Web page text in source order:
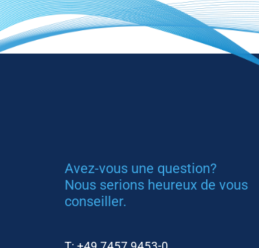
Avez-vous une question?
Nous serions heureux de vous
conseiller.